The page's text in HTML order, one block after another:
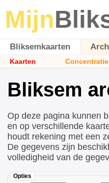
Mijn
Bliksemkaarten
Kaarten Concentratie
Bliksem
Op deze pagina kunnen
en op verschillende
houdt rekening met een
De gegevens zijn
volledigheid van de
Opties